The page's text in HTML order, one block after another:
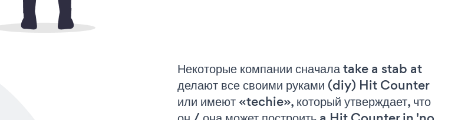
Некоторые компании сначала take a stab at
делают все своими руками (diy) Hit Counter
или имеют «techie», который утверждает, что